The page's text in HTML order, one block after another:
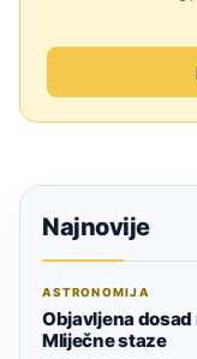
Najnovije
ASTRONOMIJA
Objavljena
Mliječne staze